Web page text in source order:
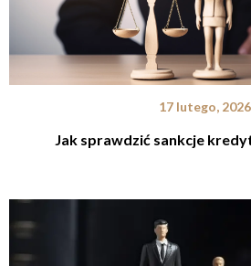
17 lutego, 2026
Jak sprawdzić sankcje